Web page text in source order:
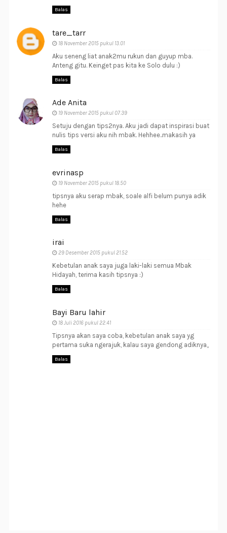
Balas
tare_tarr
18 November 2015 pukul 13.01
Aku seneng liat anak2mu rukun dan guyup mba.
Anteng gitu. Keinget pas kita ke Solo dulu :)
Balas
Ade Anita
19 November 2015 pukul 07.39
Setuju dengan tips2nya. Aku jadi dapat inspirasi buat
nulis tips versi aku nih mbak. Hehhee..makasih ya
Balas
evrinasp
19 November 2015 pukul 18.50
tipsnya aku serap mbak, soale alfi belum punya adik
hehe
Balas
irai
29 Desember 2015 pukul 21.52
Kebetulan anak saya juga laki-laki semua Mbak
Hidayah, terima kasih tipsnya :)
Balas
Bayi Baru lahir
18 Juli 2016 pukul 22.41
Tipsnya akan saya coba, kebetulan anak saya yg
pertama suka ngerajuk, kalau saya gendong adiknya,,
Balas